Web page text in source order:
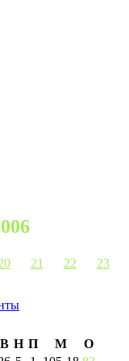
21 22 23
В Н П М
О